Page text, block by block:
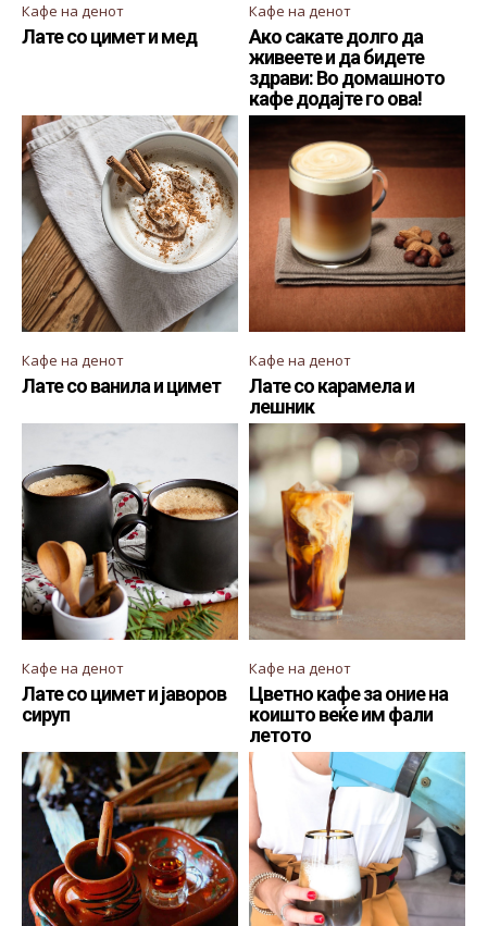
Кафе на денот
Лате со цимет и мед
Кафе на денот
Ако сакате долго да
живеете и да бидете
здрави: Во домашното
кафе додајте го ова!
Кафе на денот
Лате со ванила и цимет
Кафе на денот
Лате со карамела и
лешник
Кафе на денот
Лате со цимет и јаворов
сируп
Кафе на денот
Цветно кафе за оние на
коишто веќе им фали
летото